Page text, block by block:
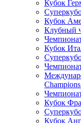
Кубок
Кубок
Клубный
Кубок
Кубок
Кубок